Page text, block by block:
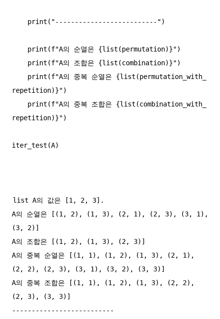
repetition)}")
repetition)}")
iter_test(A)
list A의 값은 [1, 2, 3].
A의 순열은 [(1, 2), (1, 3), (2, 1), (2, 3), (3, 1),
(3, 2)]
A의 조합은 [(1, 2), (1, 3), (2, 3)]
A의 중복 순열은 [(1, 1), (1, 2), (1, 3), (2, 1),
(2, 2), (2, 3), (3, 1), (3, 2), (3, 3)]
A의 중복 조합은 [(1, 1), (1, 2), (1, 3), (2, 2),
(2, 3), (3, 3)]
--------------------------